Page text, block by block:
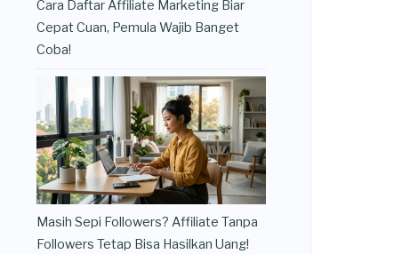
Cara Daftar Affiliate Marketing Biar
Cepat Cuan, Pemula Wajib Banget
Coba!
Masih Sepi Followers? Affiliate Tanpa
Followers Tetap Bisa Hasilkan Uang!